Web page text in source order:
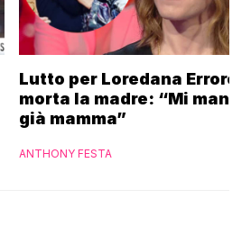
Lutto per Loredana Errore, è
morta la madre: “Mi manchi
già mamma”
ANTHONY FESTA